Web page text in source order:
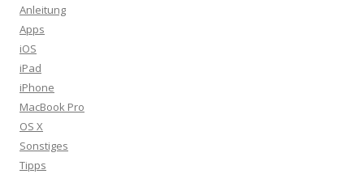
Anleitung
Apps
iOS
iPad
iPhone
MacBook Pro
OS X
Sonstiges
Tipps